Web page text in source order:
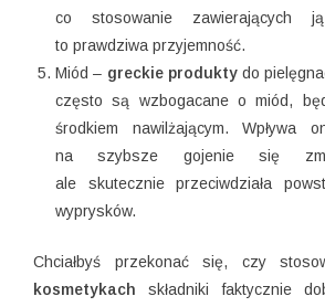
co stosowanie zawierających
to prawdziwa przyjemność.
Miód – greckie produktydo
często są wzbogacane o miód,
środkiem nawilżającym. Wpływa
na szybsze gojenie się
ale skutecznie przeciwdziała
wyprysków.
Chciałbyś przekonać się, czy
kosmetykach składniki faktycznie